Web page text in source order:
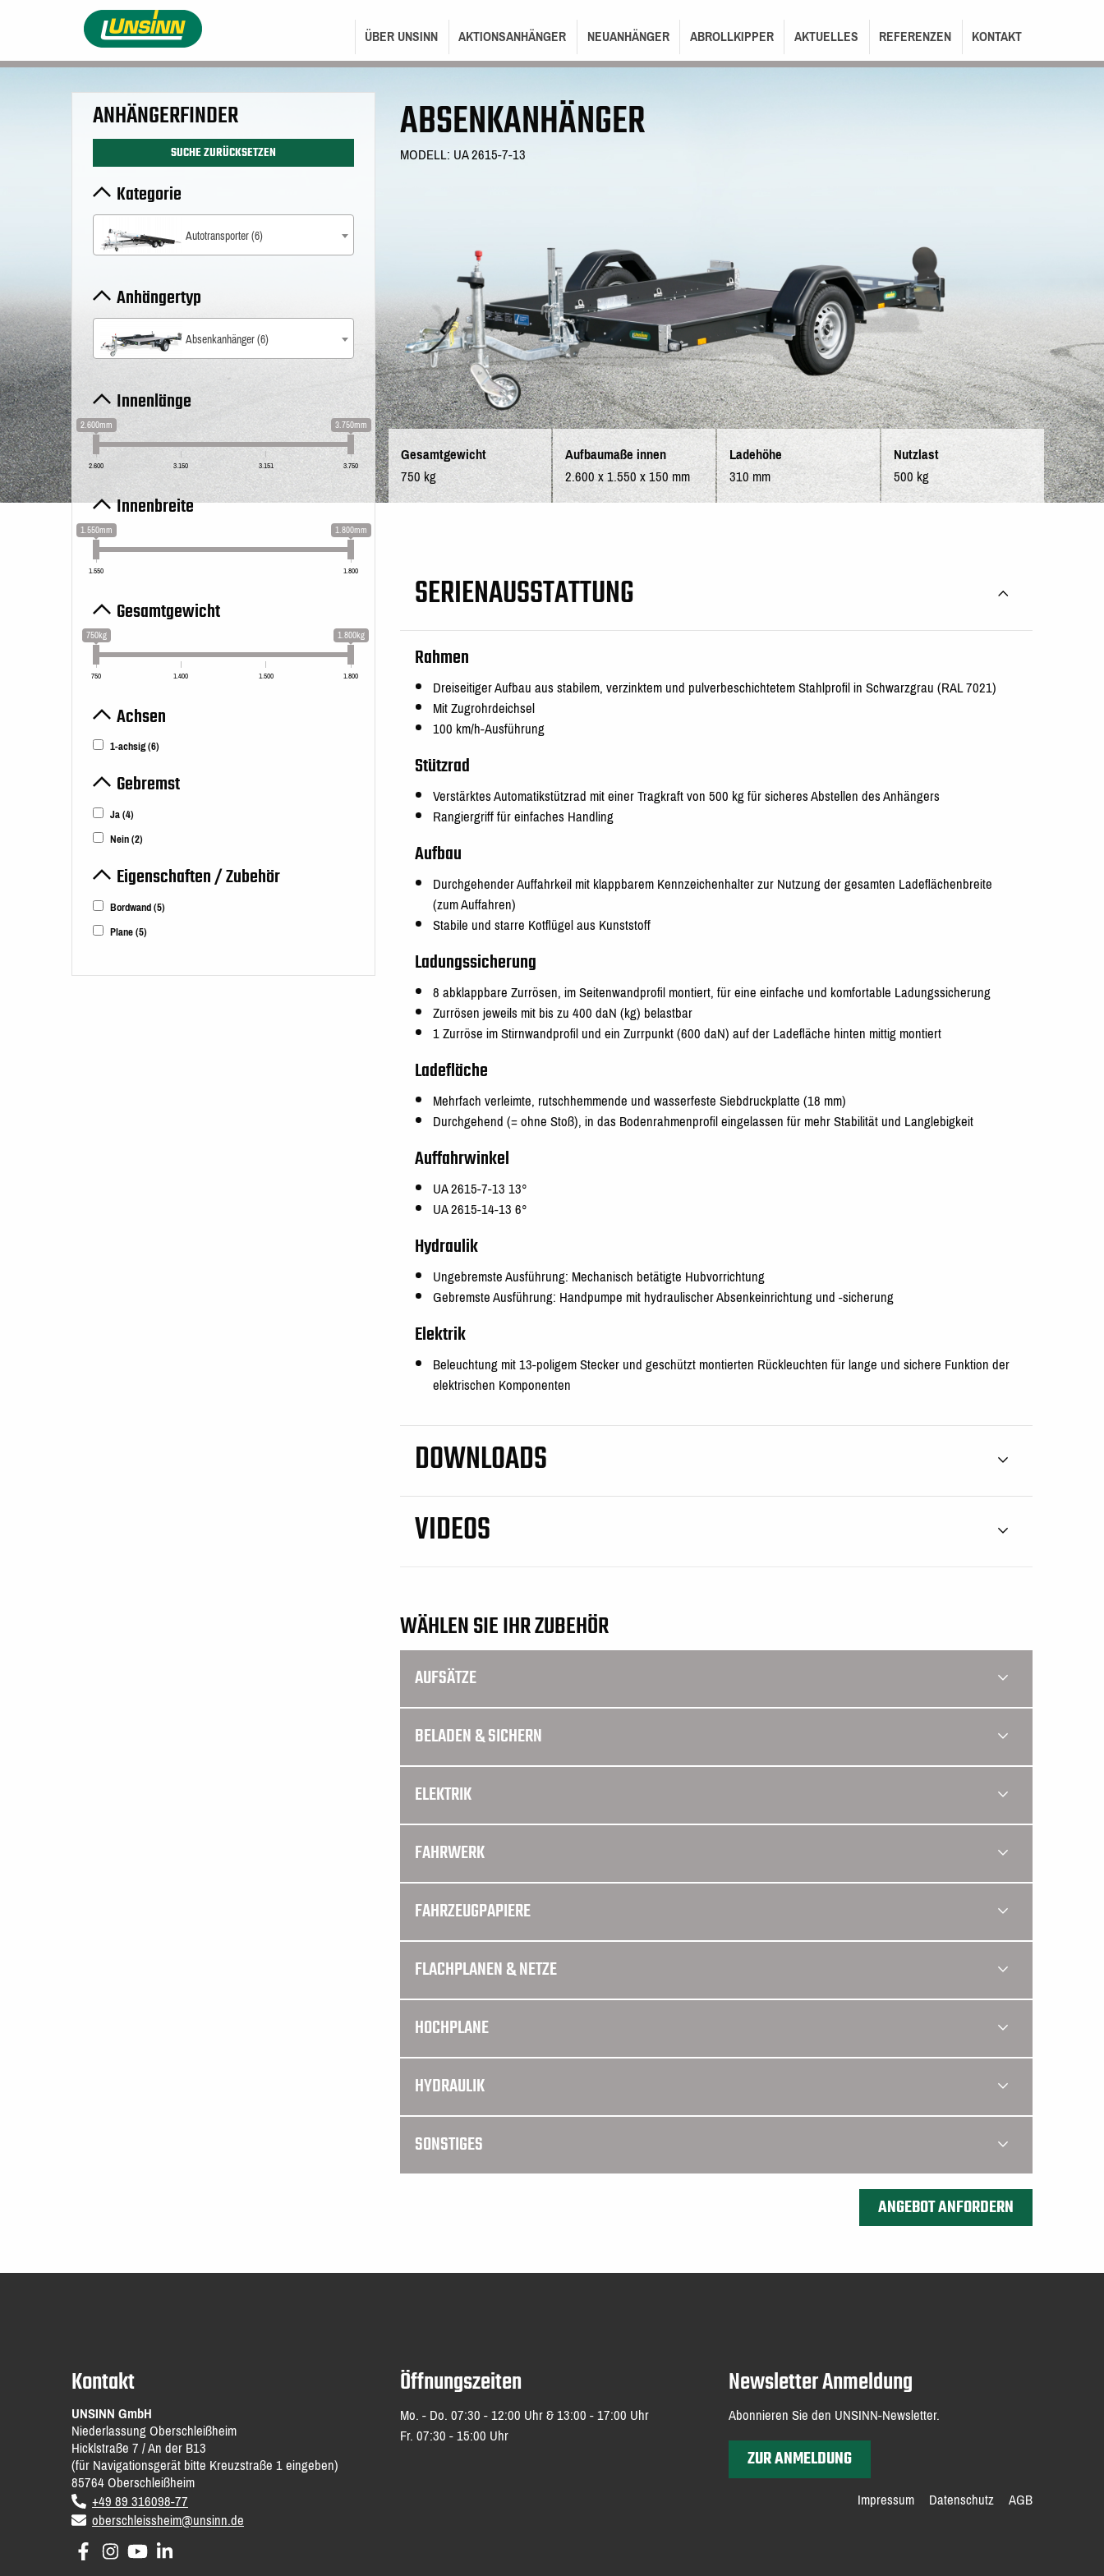
Inhalt
HAUPTNAVIGATIONÜBER UNSINN AKTIONSANHÄNGER NEUANHÄNGER ABROLLKIPPER AKTUELLES REFERENZEN KONTAKT
ABSENKANHÄNGER
MODELL: UA 2615-7-13
Gesamtgewicht
750 kg
Aufbaumaße innen
2.600 x 1.550 x 150 mm
Ladehöhe
310 mm
Nutzlast
500 kg
SERIENAUSSTATTUNG
Rahmen
Dreiseitiger Aufbau aus stabilem, verzinktem und pulverbeschichtetem Stahlprofil in Schwarzgrau (RAL 7021)
Mit Zugrohrdeichsel
100 km/h-Ausführung
Stützrad
Verstärktes Automatikstützrad mit einer Tragkraft von 500 kg für sicheres Abstellen des Anhängers
Rangiergriff für einfaches Handling
Aufbau
Durchgehender Auffahrkeil mit klappbarem Kennzeichenhalter zur Nutzung der gesamten Ladeflächenbreite
(zum Auffahren)
Stabile und starre Kotflügel aus Kunststoff
Ladungssicherung
8 abklappbare Zurrösen, im Seitenwandprofil montiert, für eine einfache und komfortable Ladungssicherung
Zurrösen jeweils mit bis zu 400 daN (kg) belastbar
1 Zurröse im Stirnwandprofil und ein Zurrpunkt (600 daN) auf der Ladefläche hinten mittig montiert
Ladefläche
Mehrfach verleimte, rutschhemmende und wasserfeste Siebdruckplatte (18 mm)
Durchgehend (= ohne Stoß), in das Bodenrahmenprofil eingelassen für mehr Stabilität und Langlebigkeit
Auffahrwinkel
UA 2615-7-13 13°
UA 2615-14-13 6°
Hydraulik
Ungebremste Ausführung: Mechanisch betätigte Hubvorrichtung
Gebremste Ausführung: Handpumpe mit hydraulischer Absenkeinrichtung und -sicherung
Elektrik
Beleuchtung mit 13-poligem Stecker und geschützt montierten Rückleuchten für lange und sichere Funktion der
elektrischen Komponenten
DOWNLOADS
VIDEOS
WÄHLEN SIE IHR ZUBEHÖR
AUFSÄTZE
BELADEN & SICHERN
ELEKTRIK
FAHRWERK
FAHRZEUGPAPIERE
FLACHPLANEN & NETZE
HOCHPLANE
HYDRAULIK
SONSTIGES
ANHÄNGERFINDER
SUCHE ZURÜCKSETZEN
Kategorie
Autotransporter (6)
Anhängertyp
Absenkanhänger (6)
Innenlänge
2.600mm 3.750mm
2.600 3.150 3.151 3.750
Innenbreite
1.550mm 1.800mm
1.550 1.800
Gesamtgewicht
750kg 1.800kg
750 1.400 1.500 1.800
Achsen
1-achsig(6)
Gebremst
Ja(4)
Nein(2)
Eigenschaften / Zubehör
Bordwand(5)
Plane(5)
Kontakt
UNSINN GmbH
Niederlassung Oberschleißheim
Hicklstraße 7 / An der B13
(für Navigationsgerät bitte Kreuzstraße 1 eingeben)
85764Oberschleißheim
DE voice
+49 89 316098-77
email
oberschleissheim@unsinn.de
Öffnungszeiten
Mo. - Do. 07:30 - 12:00 Uhr & 13:00 - 17:00 Uhr
Fr. 07:30 - 15:00 Uhr
Newsletter Anmeldung
Abonnieren Sie den UNSINN-Newsletter.
ZUR ANMELDUNG
Impressum
Datenschutz AGB